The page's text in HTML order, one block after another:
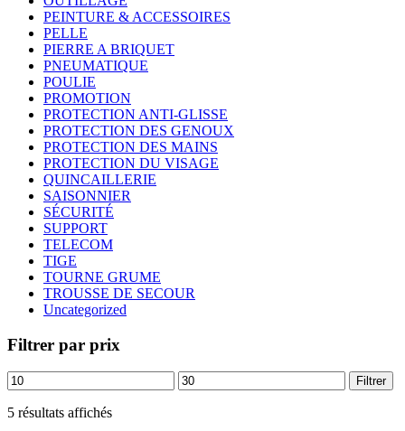
PEINTURE & ACCESSOIRES
PELLE
PIERRE A BRIQUET
PNEUMATIQUE
POULIE
PROMOTION
PROTECTION ANTI-GLISSE
PROTECTION DES GENOUX
PROTECTION DES MAINS
PROTECTION DU VISAGE
QUINCAILLERIE
SAISONNIER
SÉCURITÉ
SUPPORT
TELECOM
TIGE
TOURNE GRUME
TROUSSE DE SECOUR
Uncategorized
Filtrer par prix
Prix
min
Prix
max
Filtrer
5 résultats affichésTrié